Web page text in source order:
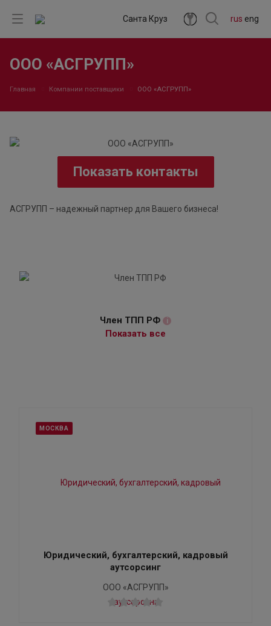
rus eng
Санта Круз
ООО «АСГРУПП»
Главная Компании поставщики ООО «АСГРУПП»
Показать контакты
АСГРУПП – надежный партнер для Вашего бизнеса!
Член ТПП РФ i
Показать все
МОСКВА
Юридический, бухгалтерский, кадровый
аутсорсинг
ООО «АСГРУПП»